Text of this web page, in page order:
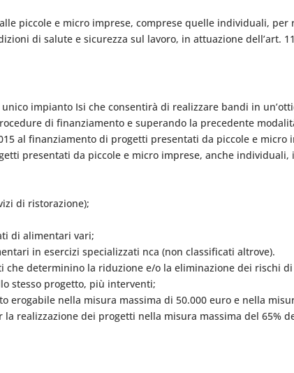
piccole e micro imprese, comprese quelle individuali,
di salute e sicurezza sul lavoro, in attuazione dell’art.
impianto Isi che consentirà di realizzare bandi in
di finanziamento e superando la precedente
al finanziamento di progetti presentati da piccole e micro
presentati da piccole e micro imprese, anche individuali,
di ristorazione);
di alimentari vari;
in esercizi specializzati nca (non classificati altrove).
determinino la riduzione e/o la eliminazione dei rischi
stesso progetto, più interventi;
nella misura massima di 50.000 euro e nella
realizzazione dei progetti nella misura massima del 65%